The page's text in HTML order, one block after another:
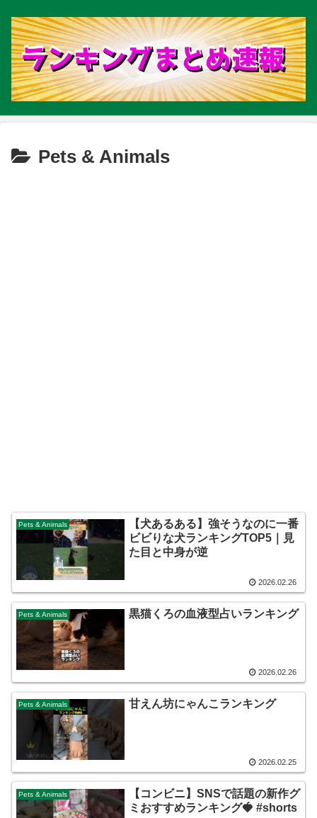
Pets & Animals
Pets & Animals
【犬あるある】強そうなのに一番
ビビりな犬ランキングTOP5｜見
た目と中身が逆
2026.02.26
Pets & Animals 黒猫くろの血液型占いランキング
2026.02.26
Pets & Animals 甘えん坊にゃんこランキング
2026.02.25
Pets & Animals
【コンビニ】SNSで話題の新作グ
ミおすすめランキング🍓 #shorts